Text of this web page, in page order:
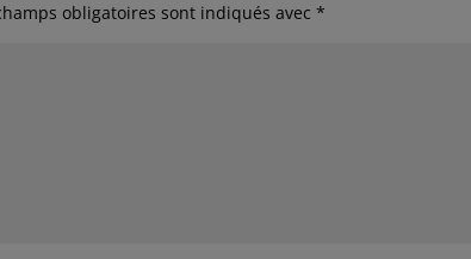
obligatoires sont indiqués avec*